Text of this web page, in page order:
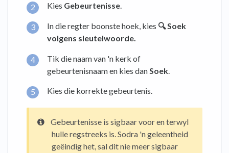
Kies Gebeurtenisse.
In die regter boonste hoek, kies 🔍 Soek
volgens sleutelwoorde.
Tik die naam van 'n kerk of
gebeurtenisnaam en kies dan Soek
Kies die korrekte gebeurtenis.
Gebeurtenisse is sigbaar voor en terwyl
hulle regstreeks is. Sodra 'n geleentheid
geëindig het, sal dit nie meer sigbaar